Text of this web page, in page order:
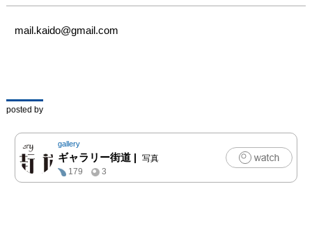
mail.kaido@gmail.com
posted by
gallery
ギャラリー街道 |
写真
179
3